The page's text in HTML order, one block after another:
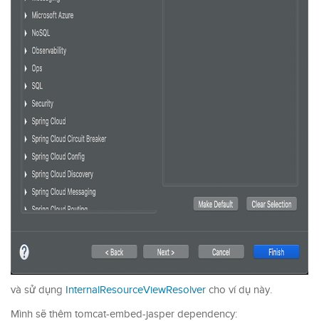
và sử dụng InternalResourceViewResolver cho ví dụ này.
Mình sẽ thêm tomcat-embed-jasper dependency: